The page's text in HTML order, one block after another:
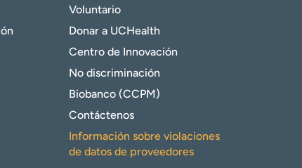
Voluntario
Donar a UCHealth
Centro de Innovación
No discriminación
Biobanco (CCPM)
Contáctenos
Información sobre violaciones
de datos de proveedores